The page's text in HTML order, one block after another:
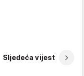
Sljedeća vijest